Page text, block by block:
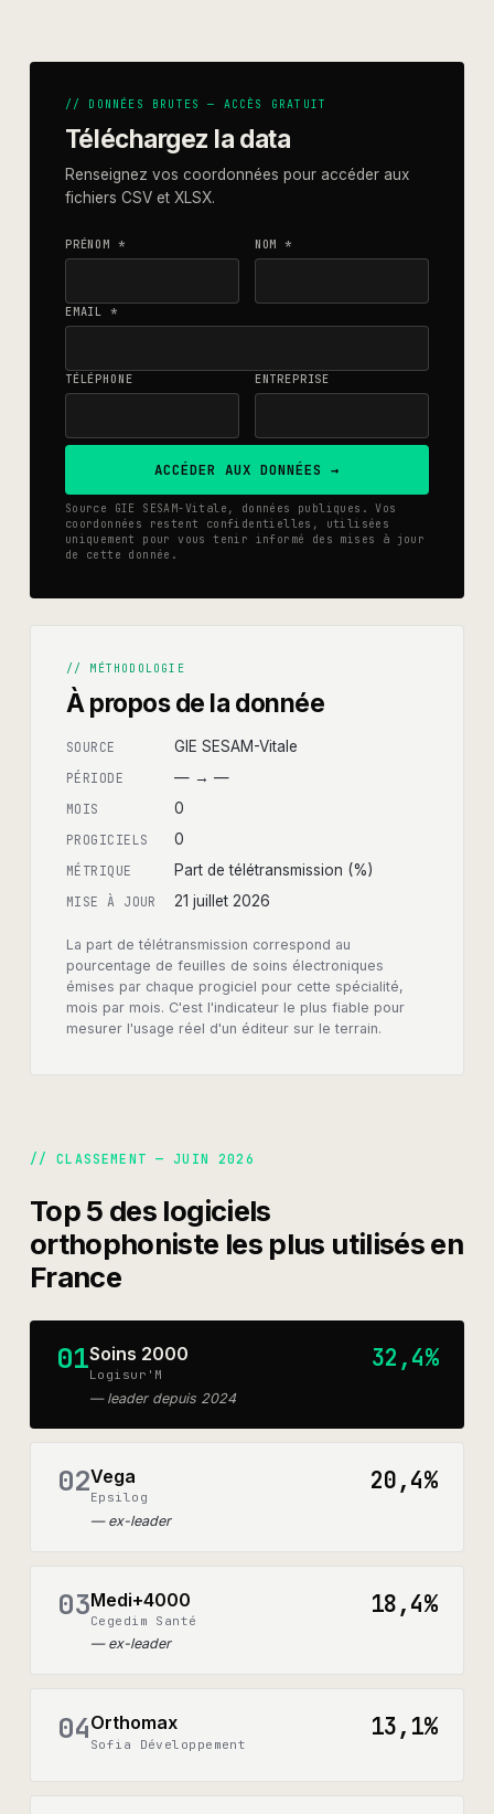
// DONNÉES BRUTES — ACCÈS GRATUIT
Téléchargez la data
Renseignez vos coordonnées pour accéder aux
fichiers CSV et XLSX.
PRÉNOM * NOM *
EMAIL *
TÉLÉPHONE ENTREPRISE
ACCÉDER AUX DONNÉES →
Source GIE SESAM-Vitale, données publiques. Vos
coordonnées restent confidentielles, utilisées
uniquement pour vous tenir informé des mises à jour
de cette donnée.
// MÉTHODOLOGIE
À propos de la donnée
SOURCE GIE SESAM-Vitale
PÉRIODE —→ —
MOIS 0
PROGICIELS 0
MÉTRIQUE Part de télétransmission (%)
MISE À JOUR 21 juillet 2026
La part de télétransmission correspond au
pourcentage de feuilles de soins électroniques
émises par chaque progiciel pour cette spécialité,
mois par mois. C'est l'indicateur le plus fiable pour
mesurer l'usage réel d'un éditeur sur le terrain.
// CLASSEMENT —JUIN 2026
Top 5 des logiciels
orthophoniste les plus utilisés en
France
01Soins 2000
Logisur'M
— leader depuis 2024
32,4%
02Vega
Epsilog
— ex-leader
20,4%
03Medi+4000
Cegedim Santé
— ex-leader
18,4%
04Orthomax
Sofia Développement
13,1%